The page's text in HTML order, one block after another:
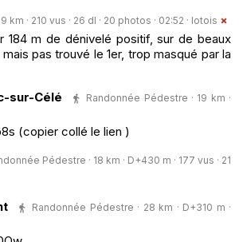
· 210 vus · 26 dl · 20 photos · 02:52 · lotois
184 m de dénivelé positif, sur de beaux
pas trouvé le 1er, trop masqué par la
sur-Célé
Randonnée Pédestre · 19 km ·
(copier collé le lien )
Pédestre · 18 km · D+430 m · 177 vus · 21
Randonnée Pédestre · 28 km · D+310 m ·